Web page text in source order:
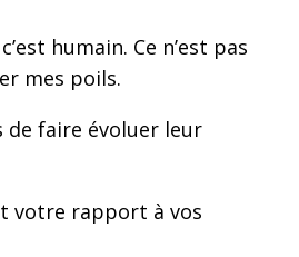
humain. Ce n’est pas
mes poils.
de faire évoluer leur
votre rapport à vos